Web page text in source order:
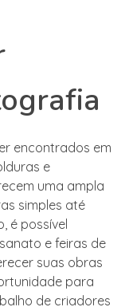
encontrados em
e
uma ampla
simples até
é possível
e feiras de
suas obras
para
de criadores